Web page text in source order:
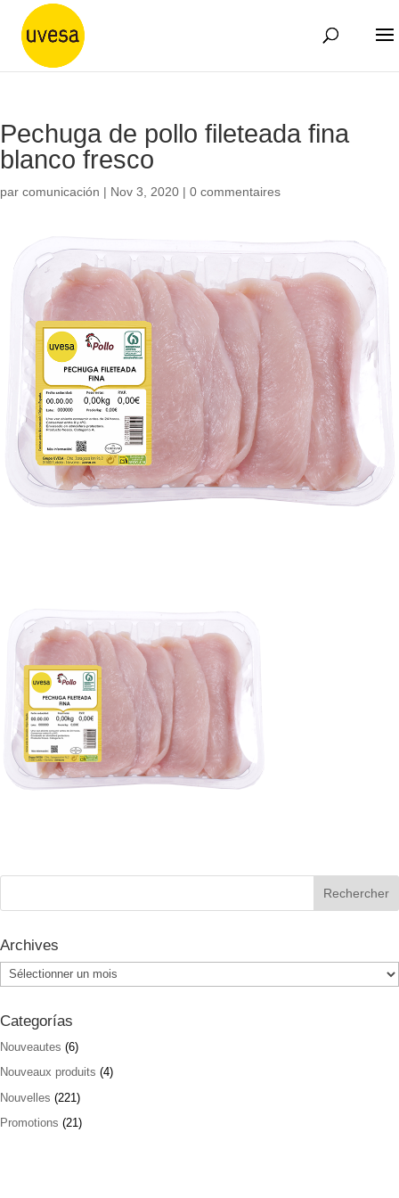
Pechuga de pollo fileteada fina
blanco fresco
par comunicación | Nov 3, 2020 | 0 commentaires
Archives
Archives
Categorías
Nouveautes (6)
Nouveaux produits (4)
Nouvelles (221)
Promotions (21)